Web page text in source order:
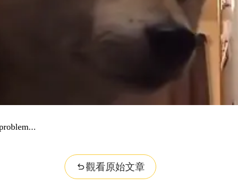
觀看原始文章